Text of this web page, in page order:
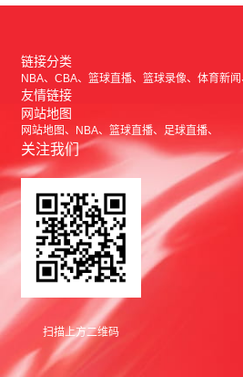
链接分类
NBA CBA 篮球直播 篮球录像 体育新闻
友情链接
网站地图
网站地图 NBA 篮球直播 足球直播
关注我们
扫描上方二维码